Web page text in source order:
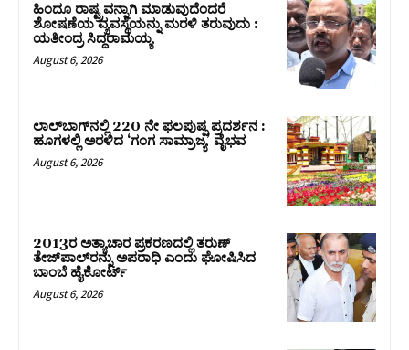
ಹಿಂದೂ ರಾಷ್ಟ್ರವನ್ನಾಗಿ ಮಾಡುವುದೆಂದರೆ
ಶೋಷಣೆಯ ವ್ಯವಸ್ಥೆಯನ್ನು ಮರಳಿ ತರುವುದು :
ಯತೀಂದ್ರ ಸಿದ್ದರಾಮಯ್ಯ
August 6, 2026
ಲಾಲ್‍ಬಾಗ್‍ನಲ್ಲಿ 220 ನೇ ಫಲಪುಷ್ಪ ಪ್ರದರ್ಶನ :
ಹೂಗಳಲ್ಲಿ ಅರಳಿದ ‘ಗಂಗ ಸಾಮ್ರಾಜ್ಯ’ ವೈಭವ
August 6, 2026
2013ರ ಅತ್ಯಾಚಾರ ಪ್ರಕರಣದಲ್ಲಿ ತರುಣ್
ತೇಜ್‌ಪಾಲ್‌ರನ್ನು ಅಪರಾಧಿ ಎಂದು ಘೋಷಿಸಿದ
ಬಾಂಬೆ ಹೈಕೋರ್ಟ್
August 6, 2026